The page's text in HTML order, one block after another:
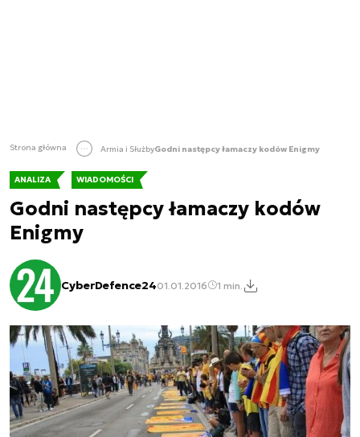
Strona główna Armia i SłużbyGodni następcy łamaczy kodów Enigmy
ANALIZA WIADOMOŚCI
Godni następcy łamaczy kodów
Enigmy
CyberDefence2401.01.2016 1 min.